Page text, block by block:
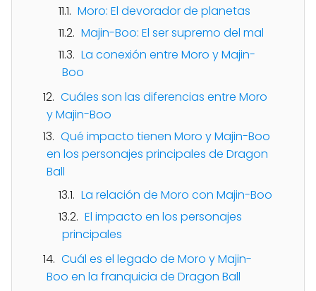
Moro: El devorador de planetas
Majin-Boo: El ser supremo del mal
La conexión entre Moro y Majin-
Boo
Cuáles son las diferencias entre Moro
y Majin-Boo
Qué impacto tienen Moro y Majin-Boo
en los personajes principales de Dragon
Ball
La relación de Moro con Majin-Boo
El impacto en los personajes
principales
Cuál es el legado de Moro y Majin-
Boo en la franquicia de Dragon Ball